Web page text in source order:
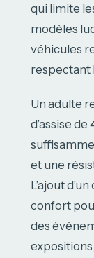
qui limite
modèles
véhicules
respectant
Un adulte
d’assise
et une
L’ajout
confort
des